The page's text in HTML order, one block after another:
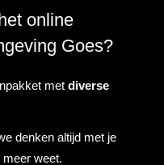
online
Goes?
met diverse
denken altijd met je
meer weet.